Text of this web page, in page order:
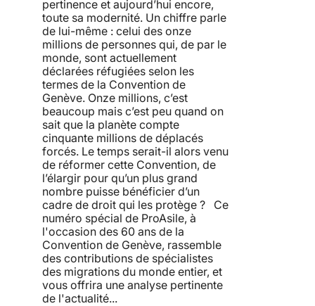
pertinence et aujourd’hui encore,
toute sa modernité. Un chiffre parle
de lui-même : celui des onze
millions de personnes qui, de par le
monde, sont actuellement
déclarées réfugiées selon les
termes de la Convention de
Genève. Onze millions, c’est
beaucoup mais c’est peu quand on
sait que la planète compte
cinquante millions de déplacés
forcés. Le temps serait-il alors venu
de réformer cette Convention, de
l’élargir pour qu’un plus grand
nombre puisse bénéficier d’un
cadre de droit qui les protège ? Ce
numéro spécial de ProAsile, à
l'occasion des 60 ans de la
Convention de Genève, rassemble
des contributions de spécialistes
des migrations du monde entier, et
vous offrira une analyse pertinente
de l'actualité...